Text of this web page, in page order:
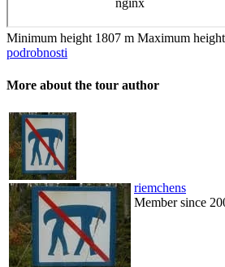
Minimum height 1807 m Maximum height
podrobnosti
More about the tour author
riemchens
Member since